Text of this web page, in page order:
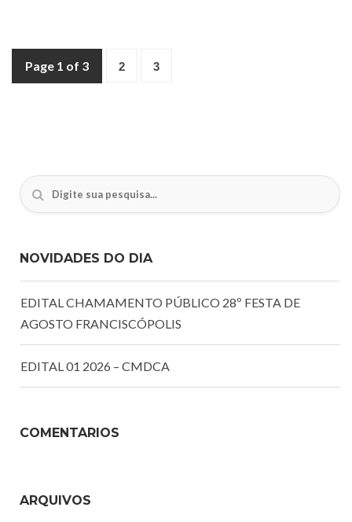
Page 1 of 3 2 3
NOVIDADES DO DIA
EDITAL CHAMAMENTO PÚBLICO 28º FESTA DE
AGOSTO FRANCISCÓPOLIS
EDITAL 01 2026 – CMDCA
COMENTÁRIOS
ARQUIVOS